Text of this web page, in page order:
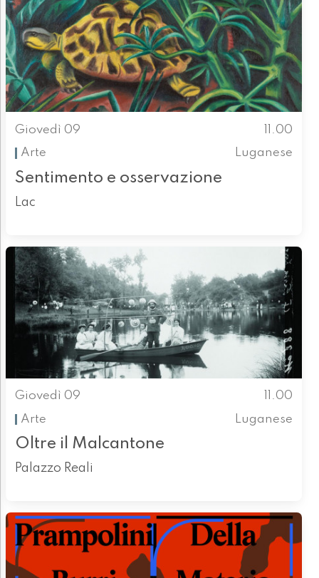
Giovedì 09
11.00
Arte
Luganese
Sentimento e osservazione
Lac
Giovedì 09
11.00
Arte
Luganese
Oltre il Malcantone
Palazzo Reali